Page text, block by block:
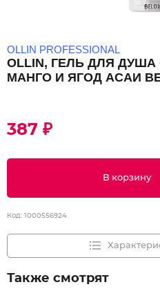
OLLIN PROFESSIONAL
OLLIN, ГЕЛЬ ДЛЯ
МАНГО И ЯГОД АСАИ
387 ₽
В корзину
Код: 1000556924
Также смотрят